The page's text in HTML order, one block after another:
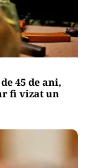
45 de ani,
fi vizat un